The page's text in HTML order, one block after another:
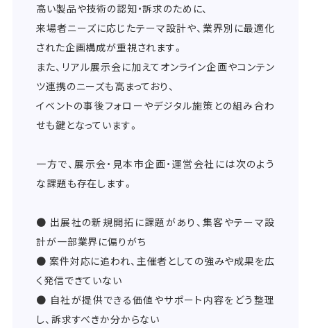
高い製品や技術の認知・訴求のために、
来場者ニーズに応じたテーマ設計や、業界別に最適化
された企画構成が重視されます。
また、リアル展示会に加えてオンライン企画やコンテン
ツ連携のニーズも高まっており、
イベントの事後フォローやデジタル施策との組み合わ
せも鍵となっています。
一方で、展示会・見本市企画・運営会社には次のよう
な課題も存在します。
● 出展社の新規開拓に課題があり、集客やテーマ設
計が一部業界に偏りがち
● 案件対応に追われ、主催者としての強みや成果を広
く発信できていない
● 自社が提供できる価値やサポート内容をどう整理
し、訴求すべきか分からない